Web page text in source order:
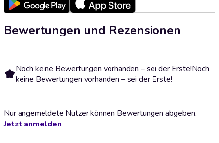
Bewertungen und Rezensionen
Noch keine Bewertungen vorhanden – sei der Erste!Noch
keine Bewertungen vorhanden – sei der Erste!
Nur angemeldete Nutzer können Bewertungen abgeben.
Jetzt anmelden